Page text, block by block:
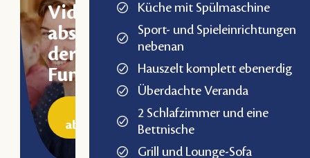
Video
abspielen
der
FunLodge
abspielen
Küche mit Spülmaschine
Sport- und Spieleinrichtungen
nebenan
Hauszelt komplett ebenerdig
Überdachte Veranda
2 Schlafzimmer und eine
Bettnische
Grill und Lounge-Sofa